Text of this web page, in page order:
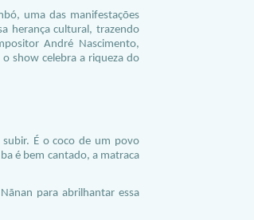
uma das manifestações
herança cultural, trazendo
André Nascimento,
show celebra a riqueza do
subir. É o coco de um povo
é bem cantado, a matraca
para abrilhantar essa